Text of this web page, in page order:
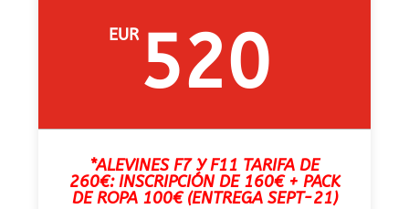
EUR520
*ALEVINES F7 Y F11 TARIFA DE
260€:INSCRIPCIÓN DE 160€ + PACK
DE ROPA 100€ (ENTREGA SEPT-21)